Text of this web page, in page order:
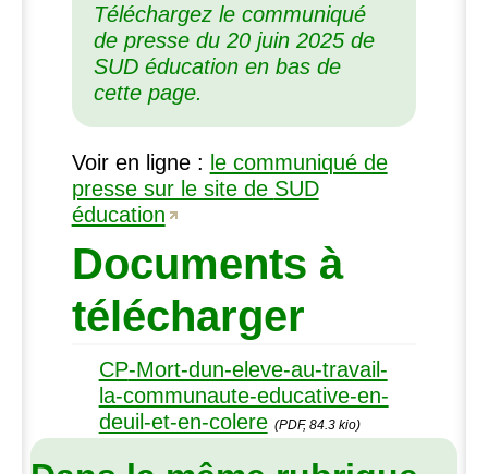
Téléchargez le communiqué
de presse du 20 juin 2025 de
SUDéducation en bas de
cette page.
Voir en ligne : le communiqué de
presse sur le site de SUD
éducation
Documents à
télécharger
CP-Mort-dun-eleve-au-travail-
la-communaute-educative-en-
deuil-et-en-colere (PDF, 84.3 kio)